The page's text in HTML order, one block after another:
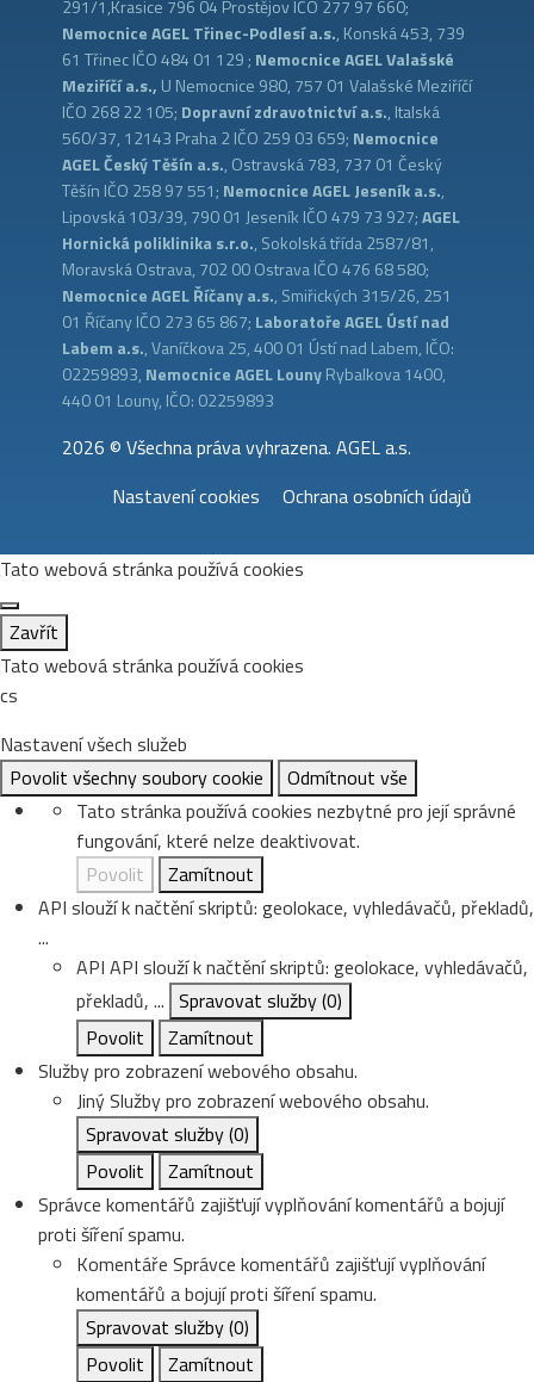
291/1,Krasice 796 04 Prostějov IČO 277 97 660;
Nemocnice AGEL Třinec-Podlesí a.s., Konská 453, 739
61 Třinec IČO 484 01 129 ; Nemocnice AGEL Valašské
Meziříčí a.s., U Nemocnice 980, 757 01 Valašské Meziříčí
IČO 268 22 105; Dopravní zdravotnictví a.s., Italská
560/37, 12143 Praha 2 IČO 259 03 659; Nemocnice
AGEL Český Těšín a.s., Ostravská 783, 737 01 Český
Těšín IČO 258 97 551; Nemocnice AGEL Jeseník a.s.,
Lipovská 103/39, 790 01 Jeseník IČO 479 73 927;AGEL
Hornická poliklinika s.r.o., Sokolská třída 2587/81,
Moravská Ostrava, 702 00 Ostrava IČO 476 68 580;
Nemocnice AGEL Říčany a.s., Smiřických 315/26, 251
01 Říčany IČO 273 65 867; Laboratoře AGEL Ústí nad
Labem a.s., Vaníčkova 25, 400 01 Ústí nad Labem, IČO:
02259893, Nemocnice AGEL LounyRybalkova 1400,
440 01 Louny, IČO: 02259893
2026 © Všechna práva vyhrazena. AGEL a.s.
Nastavení cookies
Ochrana osobních údajů
Tato webová stránka používá cookies
Zavřít
Tato webová stránka používá cookies
cs
Nastavení všech služeb
Povolit všechny soubory cookie
Odmítnout vše
Tato stránka používá cookies nezbytné pro její správné
fungování, které nelze deaktivovat.
Povolit
Zamítnout
API slouží k načtění skriptů: geolokace, vyhledávačů, překladů,
...
API API slouží k načtění skriptů: geolokace, vyhledávačů,
překladů, ... Spravovat služby(0)
Povolit
Zamítnout
Služby pro zobrazení webového obsahu.
JinýSlužby pro zobrazení webového obsahu.
Spravovat služby(0)
Povolit
Zamítnout
Správce komentářů zajišťují vyplňování komentářů a bojují
proti šíření spamu.
Komentáře Správce komentářů zajišťují vyplňování
komentářů a bojují proti šíření spamu.
Spravovat služby(0)
Povolit
Zamítnout